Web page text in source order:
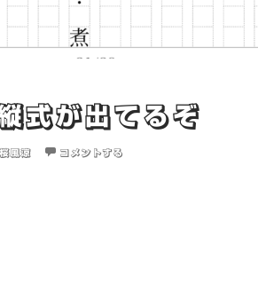
式が出てるぞ
桜風涼 コメントする